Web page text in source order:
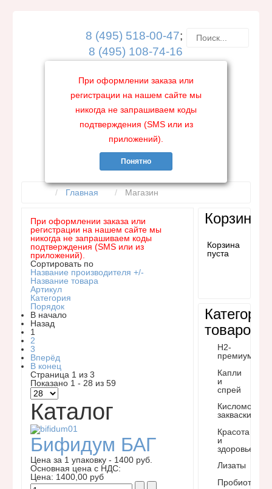
8 (495) 518-00-47;
8 (495) 108-74-16
10:00 до 18:00
СХЕМЫ ПРИЕМА МАГАЗИН
ДОСТАВКА И ОПЛАТА СТАТЬИ
АКЦИЯ
Главная Магазин
При оформлении заказа или
регистрации на нашем сайте мы
никогда не запрашиваем коды
подтверждения (SMS или из
приложений).
Сортировать по
Название производителя +/-
Название товара
Артикул
Категория
Порядок
В начало
Назад
1
2
3
Вперёд
В конец
Страница 1 из 3
Показано 1 - 28 из 59
Каталог
Бифидум БАГ
Цена за 1 упаковку - 1400 руб.
Основная цена с НДС:
Цена: 1400,00 руб
Корзина
Корзина
пуста
Категории
товаров
H2-
премиум
Капли
и
спрей
Кисломочные
закваски
Красота
и
здоровье
Лизаты
Пробиотики
При оформлении заказа или
регистрации на нашем сайте мы
никогда не запрашиваем коды
подтверждения (SMS или из
приложений).
Понятно